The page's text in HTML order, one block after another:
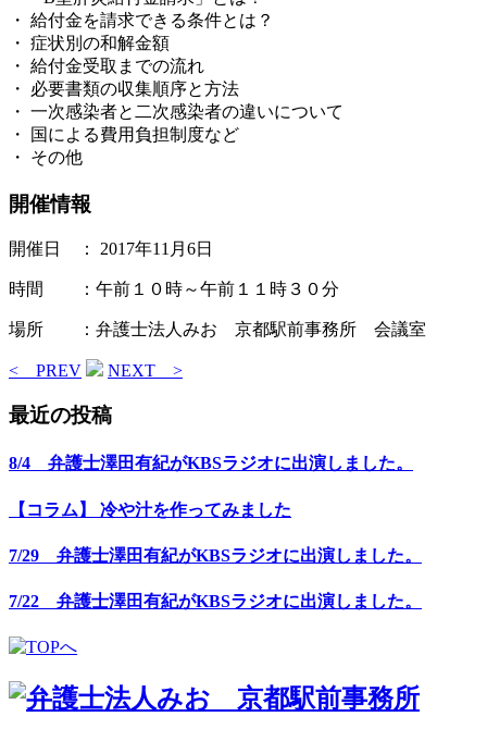
・ 給付金を請求できる条件とは？
・ 症状別の和解金額
・ 給付金受取までの流れ
・ 必要書類の収集順序と方法
・ 一次感染者と二次感染者の違いについて
・ 国による費用負担制度など
・ その他
開催情報
開催日 ： 2017年11月6日
時間 ：午前１０時～午前１１時３０分
場所 ：弁護士法人みお 京都駅前事務所 会議室
< PREV NEXT >
最近の投稿
8/4 弁護士澤田有紀がKBSラジオに出演しました。
【コラム】 冷や汁を作ってみました
7/29 弁護士澤田有紀がKBSラジオに出演しました。
7/22 弁護士澤田有紀がKBSラジオに出演しました。